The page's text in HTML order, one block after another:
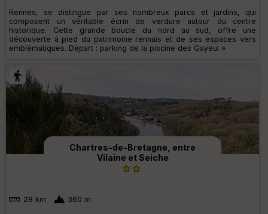
Rennes, se distingue par ses nombreux parcs et jardins, qui
composent un véritable écrin de verdure autour du centre
historique. Cette grande boucle du nord au sud, offre une
découverte à pied du patrimoine rennais et de ses espaces vers
emblématiques. Départ : parking de la piscine des Gayeul »
Chartres-de-Bretagne, entre
Vilaine et Seiche
28 km 360 m